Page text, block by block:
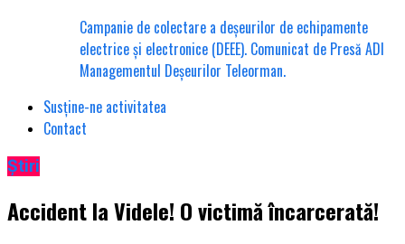
Campanie de colectare a deșeurilor de echipamente
electrice și electronice (DEEE). Comunicat de Presă ADI
Managementul Deșeurilor Teleorman.
Susține-ne activitatea
Contact
Știri
Accident la Videle! O victimă încarcerată!